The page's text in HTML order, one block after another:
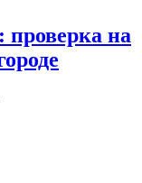
проверка на